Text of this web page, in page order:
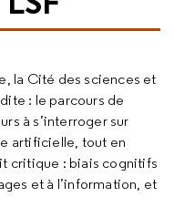
la Cité des sciences et
: le parcours de
à s’interroger sur
artificielle, tout en
critique : biais cognitifs
et à l’information, et